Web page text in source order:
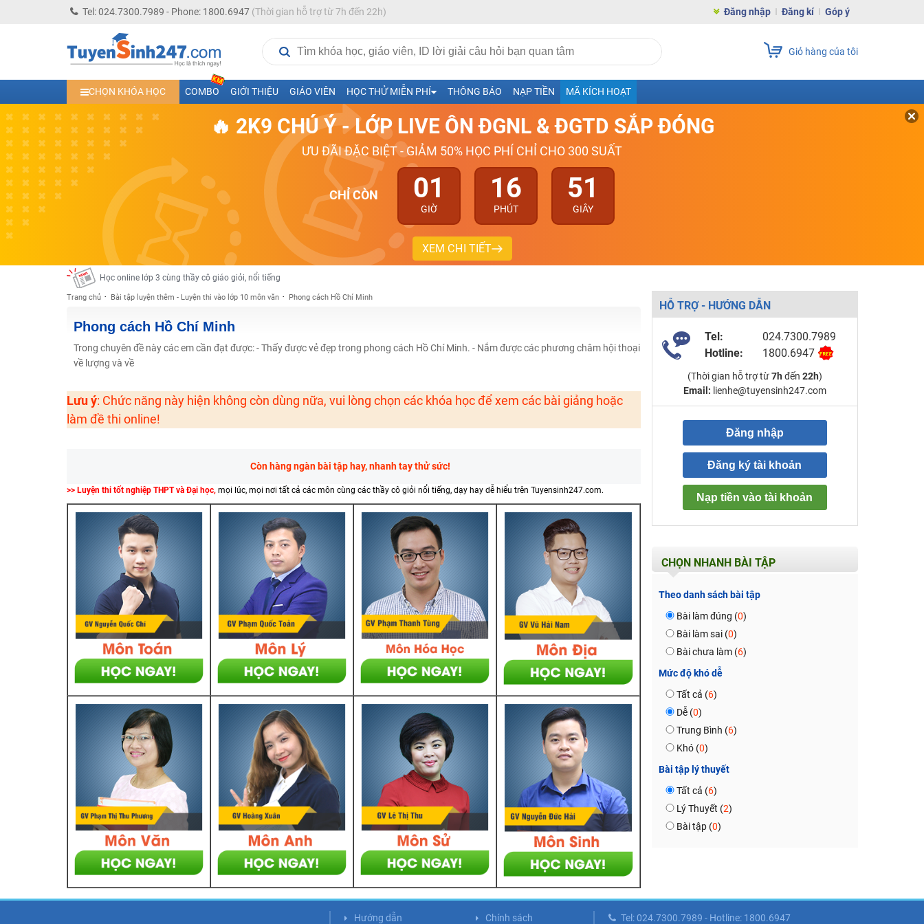
Tel: 024.7300.7989 - Phone: 1800.6947(Thời gian hỗ trợ từ 7h đến 22h) Đăng nhập Đăng kí Góp ý
Giỏ hàng của tôi
CHỌN KHÓA HỌC COMBO GIỚI THIỆU GIÁO VIÊN HỌC THỬ MIỄN PHÍ THÔNG BÁO NẠP TIỀN MÃ KÍCH HOẠT
🔥 2K9 CHÚ Ý - LỚP LIVE ÔN ĐGNL & ĐGTD SẮP ĐÓNG
ƯU ĐÃI ĐẶC BIỆT - GIẢM 50% HỌC PHÍ CHỈ CHO 300 SUẤT
CHỈ CÒN 01
GIỜ
16
PHÚT
51
GIÂY
XEM CHI TIẾT
Học trực tuyến lớp 10 các môn Toán - Lý - Hóa - Văn - Anh- Sinh-Sử-Địa cùng Thầy Cô giỏi, nổi tiếng
Học online trực tuyến cấp Tiểu học và THCS năm học 2026-2027
Học online lớp 5 cùng thầy cô giáo giỏi, nổi tiếng
Học online lớp 7 cùng thầy cô giáo giỏi
Học online lớp 6 cùng thầy cô giỏi, nổi tiếng
Học online lớp 8 cùng thầy cô giáo giỏi
2K13! Bứt Phá Lớp 5 Năm Học 2023 - 2024
Học online lớp 4 cùng thầy cô giáo giỏi, nổi tiếng
Học online lớp 3 cùng thầy cô giáo giỏi, nổi tiếng
Học online lớp 2 với thầy cô giáo giỏi, nổi tiếng
2K6! Lộ Trình Sun 2024 - Ba bước luyện thi TN THPT - ĐH ít nhất 25 điểm
Hot! Lễ hội đồng giá 449K - 499K toàn bộ khoá học tại Tuyensinh247 (Từ 16-18/07/2025)
Khuyến Mãi Khoá Học 1K Chỉ Từ 11-13/09/2024
Khai giảng các khóa lớp 9 Toán - Lý - Hóa - Văn - Anh năm 2018
Khai giảng khóa Ngữ văn 7 - xây nền vững chắc cho tương lai!
Trang chủ Bài tập luyện thêm - Luyện thi vào lớp 10 môn văn Phong cách Hồ Chí Minh
Phong cách Hồ Chí Minh
Trong chuyên đề này các em cần đạt được: - Thấy được vẻ đẹp trong phong cách Hồ Chí Minh. - Nắm được các phương châm hội thoại
về lượng và về
Lưu ý: Chức năng này hiện không còn dùng nữa, vui lòng chọn các khóa học để xem các bài giảng hoặc
làm đề thi online!
Còn hàng ngàn bài tập hay, nhanh tay thử sức!
>> Luyện thi tốt nghiệp THPT và Đại học, mọi lúc, mọi nơi tất cả các môn cùng các thầy cô giỏi nổi tiếng, dạy hay dễ hiểu trên Tuyensinh247.com.
HỖ TRỢ - HƯỚNG DẪN
Tel:
024.7300.7989
Hotline:
1800.6947
(Thời gian hỗ trợ từ7h đến 22h)
Email: lienhe@tuyensinh247.com
Đăng nhập
Đăng ký tài khoản
Nạp tiền vào tài khoản
CHỌN NHANH BÀI TẬP
Theo danh sách bài tập
Bài làm đúng (0)
Bài làm sai (0)
Bài chưa làm (6)
Mức độ khó dễ
Tất cả (6)
Dễ (0)
Trung Bình (6)
Khó (0)
Bài tập lý thuyết
Tất cả (6)
Lý Thuyết (2)
Bài tập (0)
Hướng dẫn Chính sách Tel: 024.7300.7989 - Hotline: 1800.6947